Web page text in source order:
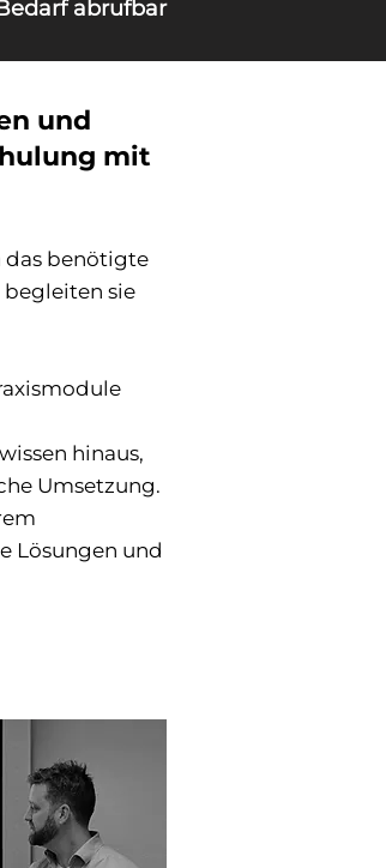
abrufbar
und
mit
das benötigte
sie
hinaus,
Umsetzung.
Lösungen und